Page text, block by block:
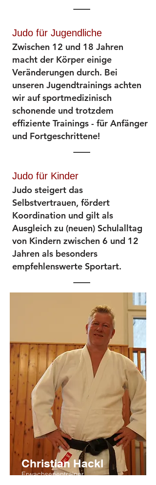
Judo für Jugendliche
Zwischen 12 und 18 Jahren
macht der Körper einige
Veränderungen durch. Bei
unseren Jugendtrainings achten
wir auf sportmedizinisch
schonende und trotzdem
effiziente Trainings - für Anfänger
und Fortgeschrittene!
Judo für Kinder
Judo steigert das
Selbstvertrauen, fördert
Koordination und gilt als
Ausgleich zu (neuen) Schulalltag
von Kindern zwischen 6 und 12
Jahren als besonders
empfehlenswerte Sportart.
Christian Hackl
Erwachsenentrainer